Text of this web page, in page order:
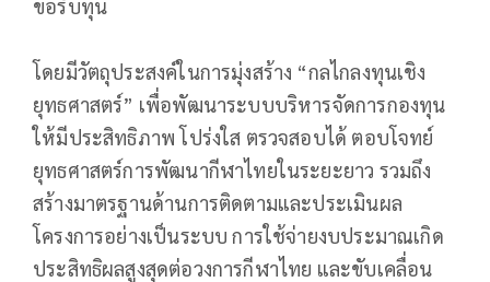
ขอรับทุน
โดยมีวัตถุประสงค์ในการมุ่งสร้าง “กลไกลงทุนเชิง
ยุทธศาสตร์” เพื่อพัฒนาระบบบริหารจัดการกองทุน
ให้มีประสิทธิภาพ โปร่งใส ตรวจสอบได้ ตอบโจทย์
ยุทธศาสตร์การพัฒนากีฬาไทยในระยะยาว รวมถึง
สร้างมาตรฐานด้านการติดตามและประเมินผล
โครงการอย่างเป็นระบบ การใช้จ่ายงบประมาณเกิด
ประสิทธิผลสูงสุดต่อวงการกีฬาไทย และขับเคลื่อน